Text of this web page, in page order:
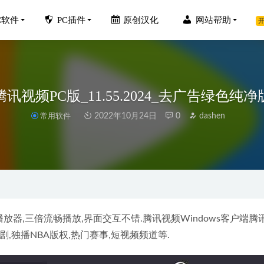
软件 PC插件 原创汉化 网站帮助
讯视频PC版_11.55.2024_去广告绿色纯净
常用软件 2022年10月24日 0 dashen
器,三倍流畅播放,界面交互不错.腾讯视频Windows客户端腾
,独播NBA版权,热门赛事,短视频频道等.
v3.6.0.46830 解锁专业版去广告优化版
体中文破解版下载地址和安装教程 2020-01-12
2023 v23.0.2.103一键直装破解版(AN2023)